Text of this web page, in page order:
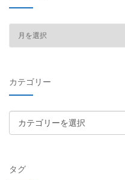
ブ
カテゴリー
テ
ー
タグ